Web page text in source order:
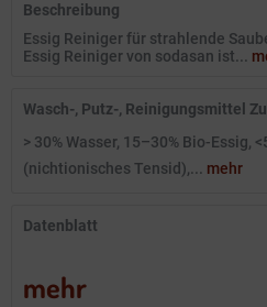
Beschreibung
Essig Reiniger für strahlende
Essig Reiniger von sodasan ist...
Wasch-, Putz-, Reinigungsmittel
> 30% Wasser, 15–30% Bio-Essig,
(nichtionisches Tensid),... mehr
Datenblatt
mehr